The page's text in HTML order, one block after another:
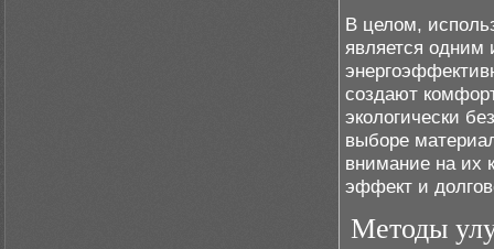
В целом,
является одним
создают
экологически
выборе
внимание на их
эффект и
Методы